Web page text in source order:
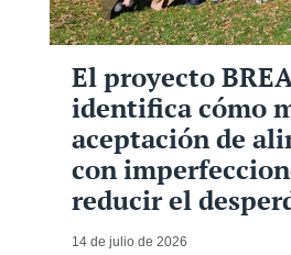
El proyecto
identifica cómo
aceptación de
con
reducir el
14 de julio de 2026